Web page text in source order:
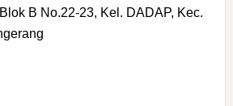
B No.22-23, Kel. DADAP, Kec.